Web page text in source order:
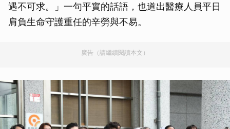
遇不可求。」一句平實的話語，也道出醫療人員平日
肩負生命守護重任的辛勞與不易。
廣告（請繼續閱讀本文）